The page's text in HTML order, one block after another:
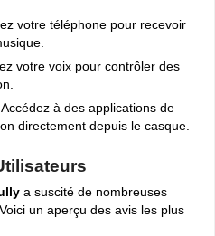
votre téléphone pour recevoir
votre voix pour contrôler des
Accédez à des applications de
directement depuis le casque.
a suscité de nombreuses
un aperçu des avis les plus